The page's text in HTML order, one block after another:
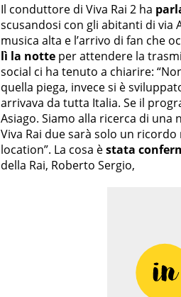
Il conduttore di Viva Rai 2 ha
scusandosi con gli abitanti di via
musica alta e l’arrivo di fan che
lì la notte per attendere la
social ci ha tenuto a chiarire:
quella piega, invece si è
arrivava da tutta Italia. Se il
Asiago. Siamo alla ricerca di una
Viva Rai due sarà solo un
location”. La cosa èstata
della Rai, Roberto Sergio,